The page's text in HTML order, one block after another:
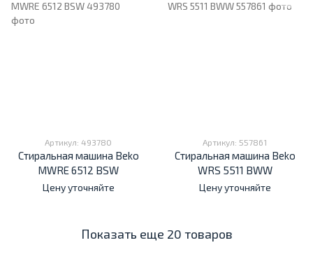
Артикул: 493780
Стиральная машина Beko
MWRE 6512 BSW
Цену уточняйте
Артикул: 557861
Стиральная машина Beko
WRS 5511 BWW
Цену уточняйте
Показать еще 20 товаров